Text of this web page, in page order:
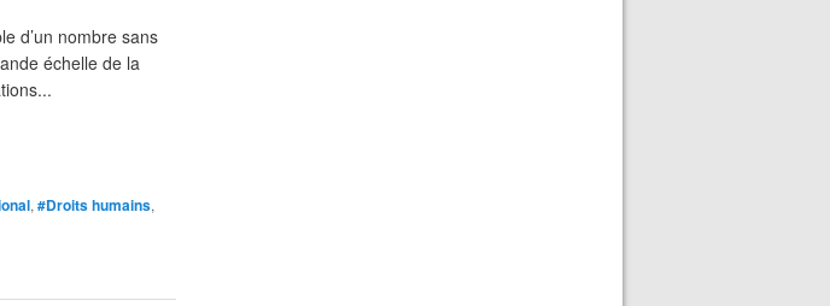
d’un nombre sans
échelle de la
, #Droits humains,